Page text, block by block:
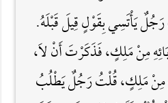
يَأْتَسِي بِقَوْلٍ قِيلَ قَبْلَهُ.
مِنْ مَلِكٍ، فَذَكَرْتَ أَنْ لاَ،
مِنْ مَلِكٍ، قُلْتُ رَجُلٌ يَطْلُبُ